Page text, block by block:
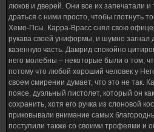
люков и дверей. Они все их запечатали и
драться с ними просто, чтобы глотнуть
Хемо-Псы. Карра-Врасс снял свою
рукава своей униформы, и шумно загнал
казенную часть. Дамрид спокойно
него молебны – некоторые были о том,
потому что любой хороший человек у
своем смирении думает, что это не так.
поясе, дуэльный пистолет, который он
сохранить, хотя его ручка из слоновой
приковывали внимание самых
поступили также со своими трофеями и